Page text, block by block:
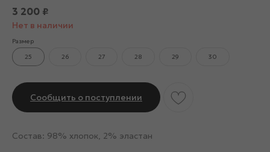
3 200 ₽
Нет в наличии
Размер
25
26 27 28 29 30
Сообщить о поступлении
Состав: 98% хлопок, 2% эластан